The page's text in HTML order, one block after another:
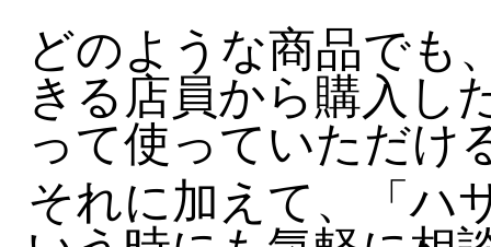
どのような商品でも
きる店員から購入し
って使っていただけ
それに加えて、「ハ